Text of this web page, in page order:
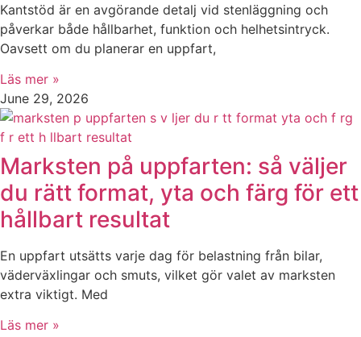
Kantstöd är en avgörande detalj vid stenläggning och
påverkar både hållbarhet, funktion och helhetsintryck.
Oavsett om du planerar en uppfart,
Läs mer »
June 29, 2026
Marksten på uppfarten: så väljer
du rätt format, yta och färg för ett
hållbart resultat
En uppfart utsätts varje dag för belastning från bilar,
väderväxlingar och smuts, vilket gör valet av marksten
extra viktigt. Med
Läs mer »